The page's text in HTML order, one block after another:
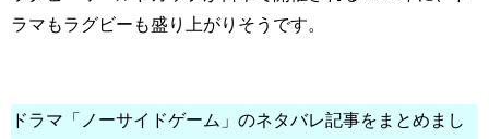
ラマもラグビーも盛り上がりそうです。
ドラマ「ノーサイドゲーム」のネタバレ記事をまとめまし